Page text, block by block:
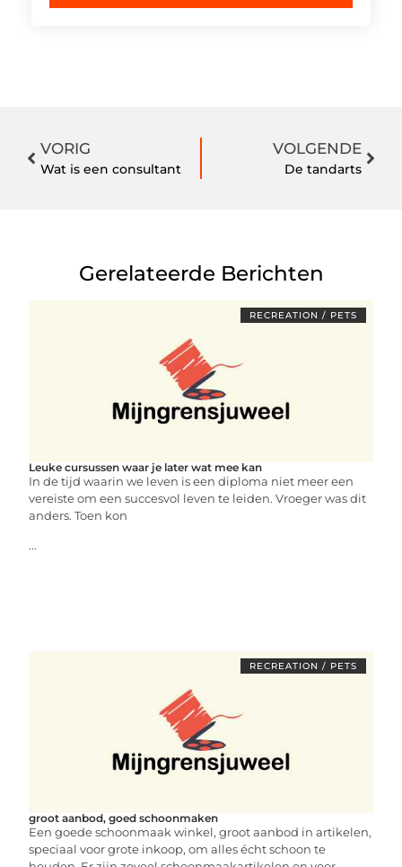
VORIG
Wat is een consultant
VOLGENDE
De tandarts
Gerelateerde Berichten
RECREATION / PETS
Leuke cursussen waar je later wat mee kan
In de tijd waarin we leven is een diploma niet meer een
vereiste om een succesvol leven te leiden. Vroeger was dit
anders. Toen kon
...
RECREATION / PETS
groot aanbod, goed schoonmaken
Een goede schoonmaak winkel, groot aanbod in artikelen,
speciaal voor grote inkoop, om alles écht schoon te